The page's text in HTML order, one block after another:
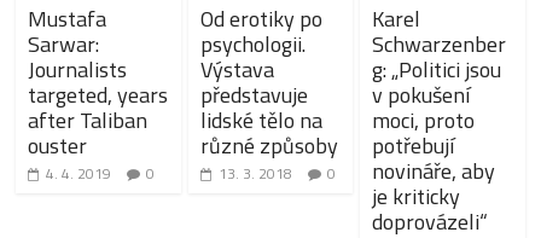
Mustafa
Sarwar:
Journalists
targeted, years
after Taliban
ouster
4. 4. 2019 0
Od erotiky po
psychologii.
Výstava
představuje
lidské tělo na
různé způsoby
13. 3. 2018 0
Karel
Schwarzenber
g: „Politici jsou
v pokušení
moci, proto
potřebují
novináře, aby
je kriticky
doprovázeli“